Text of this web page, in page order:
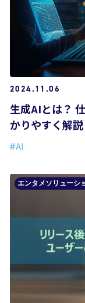
2024.11.06
生成AIとは？
かりやすく解説
#AI
エンタメソリューシ